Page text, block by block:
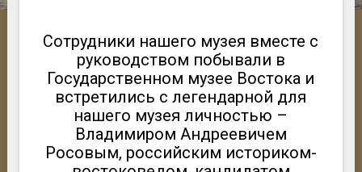
Сотрудники нашего музея вместе с
руководством побывали в
Государственном музее Востока и
встретились с легендарной для
нашего музея личностью –
Владимиром Андреевичем
Росовым, российским историком-